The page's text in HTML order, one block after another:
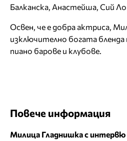
Балканска, Анастейша, Сий Ло
Освен, че е добра актриса,
изключително богата бленда
пиано барове и клубове.
Повече информация
Милица Гладнишка с